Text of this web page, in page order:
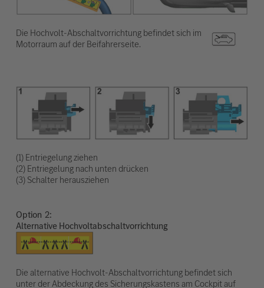
Die Hochvolt-Abschaltvorrichtung befindet sich im
Motorraum auf der Beifahrerseite.
(1) Entriegelung ziehen
(2) Entriegelung nach unten drücken
(3) Schalter herausziehen
Option
Alternative Hochvoltabschaltvorrichtung
Die alternative Hochvolt-Abschaltvorrichtung befindet sich
unter der Abdeckung des Sicherungskastens am Cockpit auf